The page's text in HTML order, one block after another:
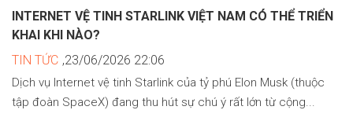
INTERNET VỆ TINH STARLINK VIỆT NAM CÓ THỂ TRIỂN
KHAI KHI NÀO?
TIN TỨC ,23/06/2026 22:06
Dịch vụ Internet vệ tinh Starlink của tỷ phú Elon Musk (thuộc
tập đoàn SpaceX) đang thu hút sự chú ý rất lớn từ cộng...